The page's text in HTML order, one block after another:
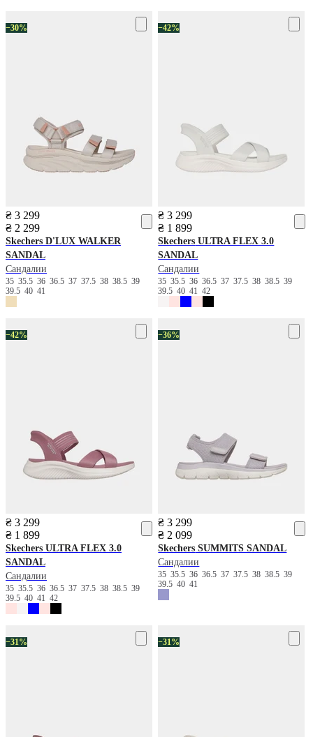
−30%
₴ 3 299
₴ 2 299
Skechers D'LUX WALKER
SANDAL
Сандалии
35 35.5 36 36.5 37 37.5 38 38.5 39
39.5 40 41
−42%
₴ 3 299
₴ 1 899
Skechers ULTRA FLEX 3.0
SANDAL
Сандалии
3535.53636.53737.53838.539
39.5404142
−42%
₴ 3 299
₴ 1 899
Skechers ULTRA FLEX 3.0
SANDAL
Сандалии
35 35.5 36 36.5 37 37.5 38 38.5 39
39.5 40 41 42
−36%
₴ 3 299
₴ 2 099
Skechers SUMMITS SANDAL
Сандалии
3535.53636.53737.53838.539
39.54041
−31% −31%